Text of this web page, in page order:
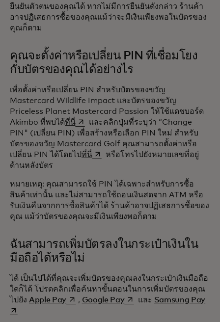
ยืนยันตัวตนของคุณได้ หากไม่มีการยืนยันดังกล่าว ร้านค้า
อาจปฏิเสธการซื้อของคุณแม้ว่าจะมีเงินเพียงพอในบัตรของ
คุณก็ตาม
คุณจะตั้งค่าหรือเปลี่ยน PIN ที่เชื่อมโยง
กับบัตรของคุณได้อย่างไร‎‎
เพื่อตั้งค่าหรือเปลี่ยน PIN สำหรับบัตรของขวัญ
Mastercard Wildlife Impact และบัตรของขวัญ
Priceless Planet Mastercard Passion ให้ใช้แดชบอร์ด
Akimbo ที่พบได้ที่นี่opens in a new tab
และคลิกปุ่มที่ระบุว่า “Change
PIN" (เปลี่ยน PIN) เพื่อสร้างหรือเลือก PIN ใหม่ สำหรับ
บัตรของขวัญ Mastercard Golf คุณสามารถตั้งค่าหรือ
เปลี่ยน PIN ได้โดยไป ที่นี่opens in a new tab
หรือโทรไปยังหมายเลขที่อยู่
ด้านหลังบัตร
หมายเหตุ: คุณสามารถใช้ PIN ได้เฉพาะสำหรับการซื้อ
สินค้าเท่านั้น และไม่สามารถใช้ถอนเงินสดจาก ATM หรือ
รับเงินคืนจากการซื้อสินค้าได้ ร้านค้าอาจปฏิเสธการซื้อของ
คุณ แม้ว่าบัตรของคุณจะมีเงินเพียงพอก็ตาม
ฉันสามารถเพิ่มบัตรลงในกระเป๋าเงินใน
มือถือได้หรือไม่‎‎
ได้ เป็นไปได้ที่คุณจะเพิ่มบัตรของคุณลงในกระเป๋าเงินมือถือ
ใดก็ได้ โปรดคลิกเพื่อค้นหาขั้นตอนในการเพิ่มบัตรของคุณ
ไปยัง Apple Payopens in a new tab
, Google Payopens in a new tab
และ Samsung Pay